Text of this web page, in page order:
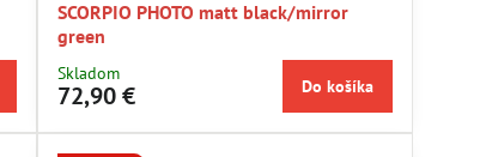
SCORPIO PHOTO matt black/mirror
green
Skladom
72,90 € Do košíka